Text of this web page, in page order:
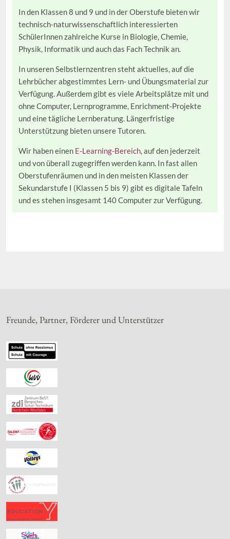
In den Klassen 8 und 9 und in der Oberstufe bieten wir
technisch-naturwissenschaftlich interessierten
SchülerInnen zahlreiche Kurse in Biologie, Chemie,
Physik, Informatik und auch das Fach Technik an.
In unseren Selbstlernzentren steht aktuelles, auf die
Lehrbücher abgestimmtes Lern- und Übungsmaterial zur
Verfügung. Außerdem gibt es viele Arbeitsplätze mit und
ohne Computer, Lernprogramme, Enrichment-Projekte
und eine tägliche Lernberatung. Längerfristige
Unterstützung bieten unsere Tutoren.
Wir haben einen E-Learning-Bereich, auf den jederzeit
und von überall zugegriffen werden kann. In fast allen
Oberstufenräumen und in den meisten Klassen der
Sekundarstufe I (Klassen 5 bis 9) gibt es digitale Tafeln
und es stehen insgesamt 140 Computer zur Verfügung.
Freunde, Partner, Förderer und Unterstützer